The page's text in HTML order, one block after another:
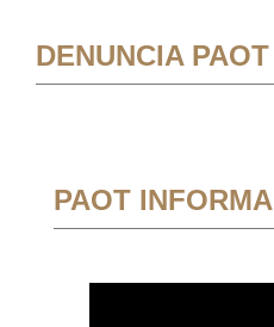
DENUNCIA PAOT
PAOT INFORMA